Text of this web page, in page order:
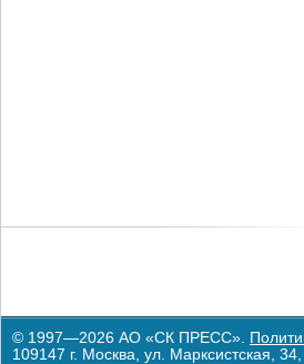
© 1997—2026 АО «СК ПРЕСС».
109147 г. Москва, ул. Марксистская,